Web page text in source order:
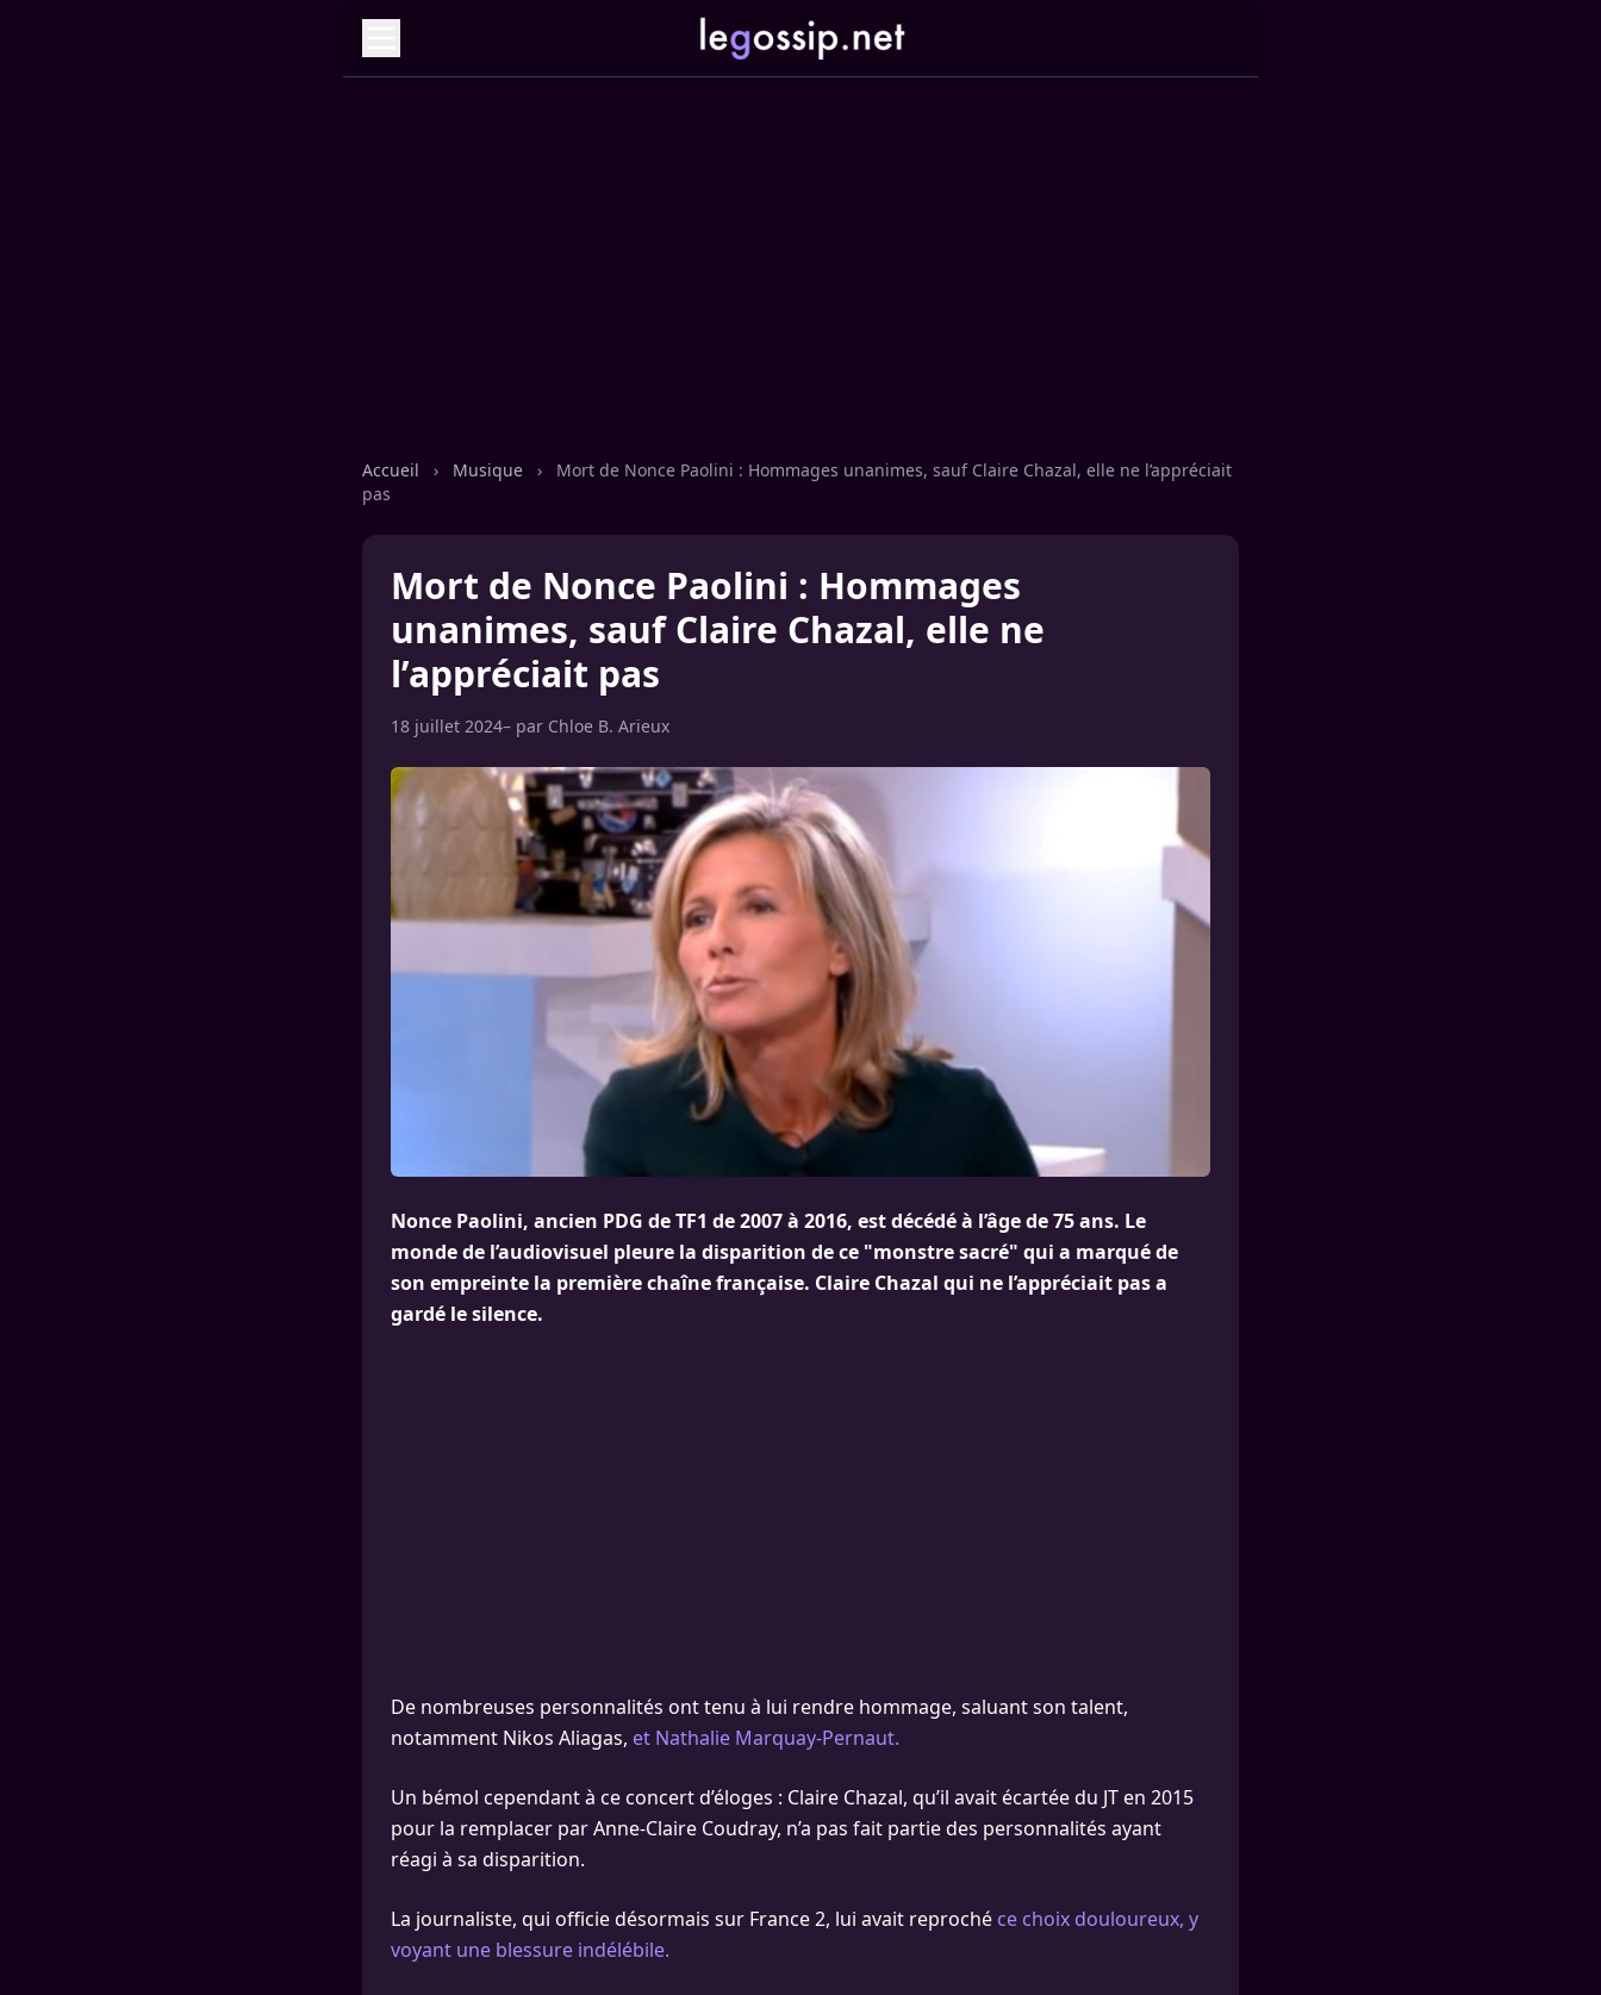
Accueil › Musique ›
Mort de Nonce Paolini : Hommages unanimes, sauf Claire Chazal, elle ne l’appréciait
pas
Mort de Nonce Paolini : Hommages
unanimes, sauf Claire Chazal, elle ne
l’appréciait pas
18 juillet 2024– par Chloe B. Arieux
Nonce Paolini, ancien PDG de TF1 de 2007 à 2016, est décédé à l’âge de 75 ans. Le
monde de l’audiovisuel pleure la disparition de ce "monstre sacré" qui a marqué de
son empreinte la première chaîne française. Claire Chazal qui ne l’appréciait pas a
gardé le silence.
De nombreuses personnalités ont tenu à lui rendre hommage, saluant son talent,
notamment Nikos Aliagas, et Nathalie Marquay-Pernaut.
Un bémol cependant à ce concert d’éloges : Claire Chazal, qu’il avait écartée du JT en 2015
pour la remplacer par Anne-Claire Coudray, n’a pas fait partie des personnalités ayant
réagi à sa disparition.
La journaliste, qui officie désormais sur France 2, lui avait reproché ce choix douloureux, y
voyant une blessure indélébile.